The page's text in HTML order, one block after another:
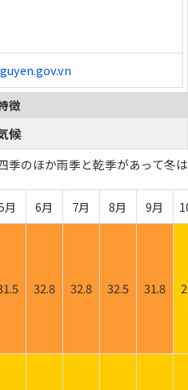
徴
候
季のほか雨季と乾季があって冬は
む。
月 6月 7月 8月 9月
32.8 32.8 32.5 31.8